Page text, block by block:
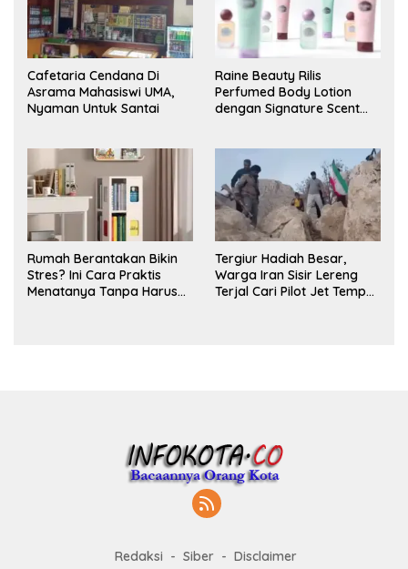
Cafetaria Cendana Di
Asrama Mahasiswi UMA,
Nyaman Untuk Santai
Raine Beauty Rilis
Perfumed Body Lotion
dengan Signature Scent
Rumah Berantakan Bikin
Stres? Ini Cara Praktis
Menatanya Tanpa Harus
Tergiur Hadiah Besar,
Warga Iran Sisir Lereng
Terjal Cari Pilot Jet Tempur
Redaksi Siber Disclaimer